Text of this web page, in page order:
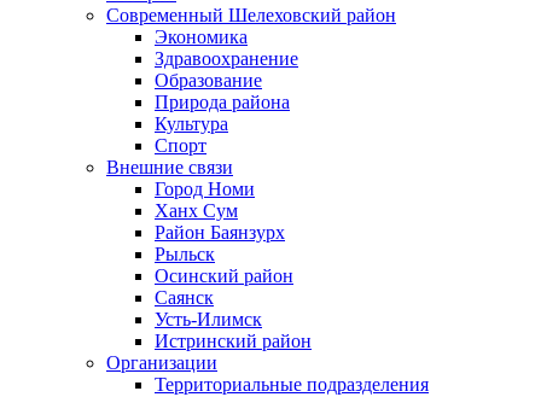
Современный Шелеховский район
Экономика
Здравоохранение
Образование
Природа района
Культура
Спорт
Внешние связи
Город Номи
Ханх Сум
Район Баянзурх
Рыльск
Осинский район
Саянск
Усть-Илимск
Истринский район
Организации
Территориальные подразделения